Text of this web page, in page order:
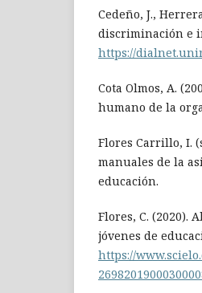
Cedeño, J.,
discriminación e
https://
Cota Olmos, A.
humano de la
Flores Carrillo, I.
manuales de la
educación.
Flores, C. (2020).
jóvenes de
https://